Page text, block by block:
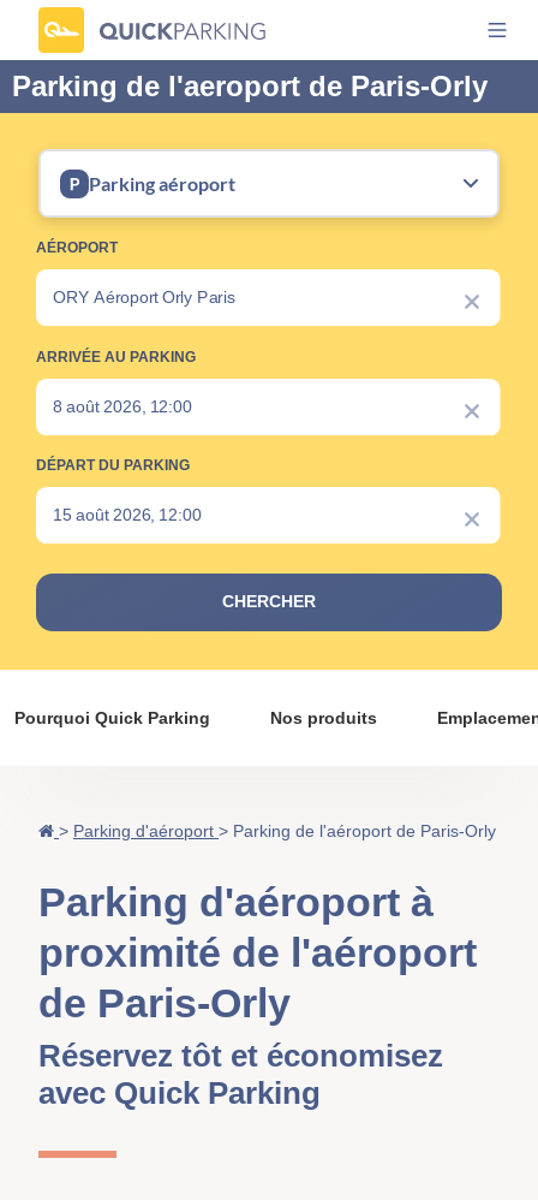
Parking de l'aeroport de Paris-Orly
Parking aéroport
AÉROPORT
ARRIVÉE AU PARKING
DÉPART DU PARKING
CHERCHER
Pourquoi Quick Parking Nos produits
> Parking d'aéroport > Parking de l'aéroport de Paris-Orly
Parking d'aéroport à
proximité de l'aéroport
de Paris-Orly
Réservez tôt et économisez
avec Quick Parking